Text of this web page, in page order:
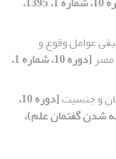
عواملِ وقوع و
مصر
[دوره 10، شماره 1،
و جنسیت
[دوره 10،
شدن گفتمان علم)،